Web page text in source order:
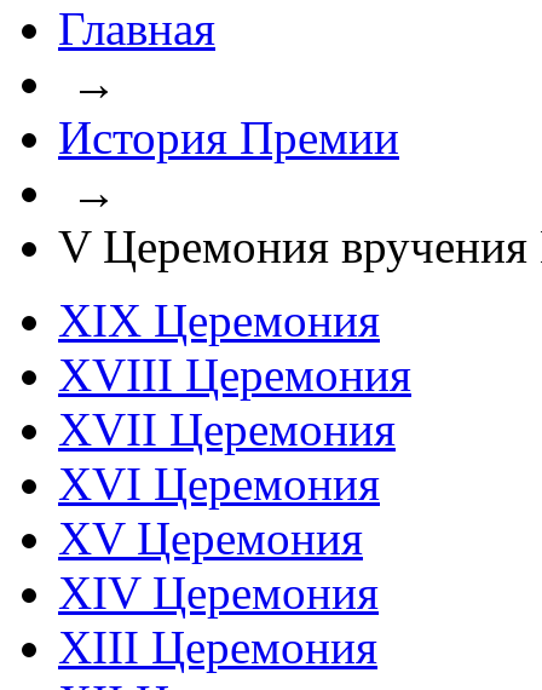
Главная
→
История Премии
→
V Церемония
XIX Церемония
XVIII Церемония
XVII Церемония
XVI Церемония
XV Церемония
XIV Церемония
XIII Церемония